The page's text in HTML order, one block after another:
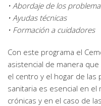
• Abordaje de los
• Ayudas técnicas
• Formación a cuidadores
Con este programa el
asistencial de manera
el centro y el hogar de las
sanitaria es esencial en
crónicas y en el caso de